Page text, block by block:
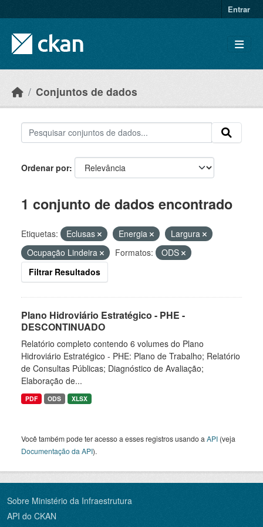
Entrar
Conjuntos de dados
Ordenar por
1 conjunto de dados encontrado
Etiquetas: Eclusas Energia
Largura
Ocupação Lindeira
Formatos:
ODS
Filtrar Resultados
Plano Hidroviário Estratégico - PHE -
DESCONTINUADO
Relatório completo contendo 6 volumes do Plano
Hidroviário Estratégico - PHE: Plano de Trabalho; Relatório
de Consultas Públicas; Diagnóstico de Avaliação;
Elaboração de...
PDF ODS XLSX
Você também pode ter acesso a esses registros usando a API (veja
Documentação da API).
Sobre Ministério da Infraestrutura
API do CKAN